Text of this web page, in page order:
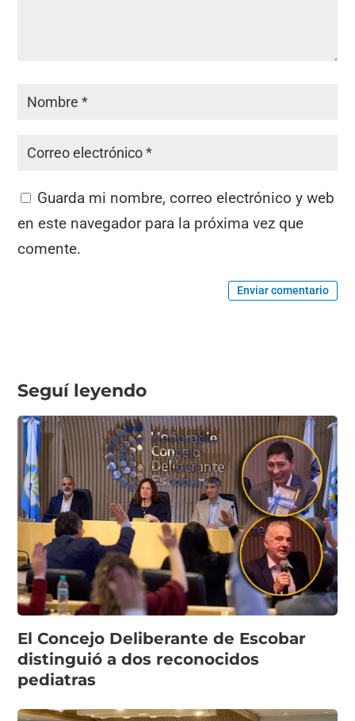
Guarda mi nombre, correo electrónico y web
en este navegador para la próxima vez que
comente.
Enviar comentario
Seguí leyendo
El Concejo Deliberante de Escobar
distinguió a dos reconocidos
pediatras